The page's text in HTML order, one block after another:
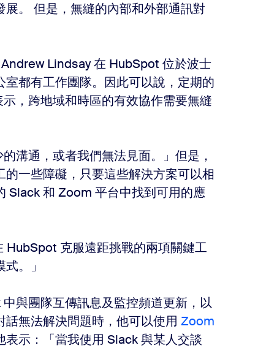
。 但是，無縫的內部和外部通訊對
Lindsay 在 HubSpot 位於波士
都有工作團隊。因此可以說，定期的
，跨地域和時區的有效協作需要無縫
溝通，或者我們無法見面。」但是，
一些障礙，只要這些解決方案可以相
Slack 和 Zoom 平台中找到可用的應
克服遠距挑戰的兩項關鍵工
。」
與團隊互傳訊息及監控頻道更新，以
話無法解決問題時，他可以使用Zoom
表示：「當我使用 Slack 與某人交談